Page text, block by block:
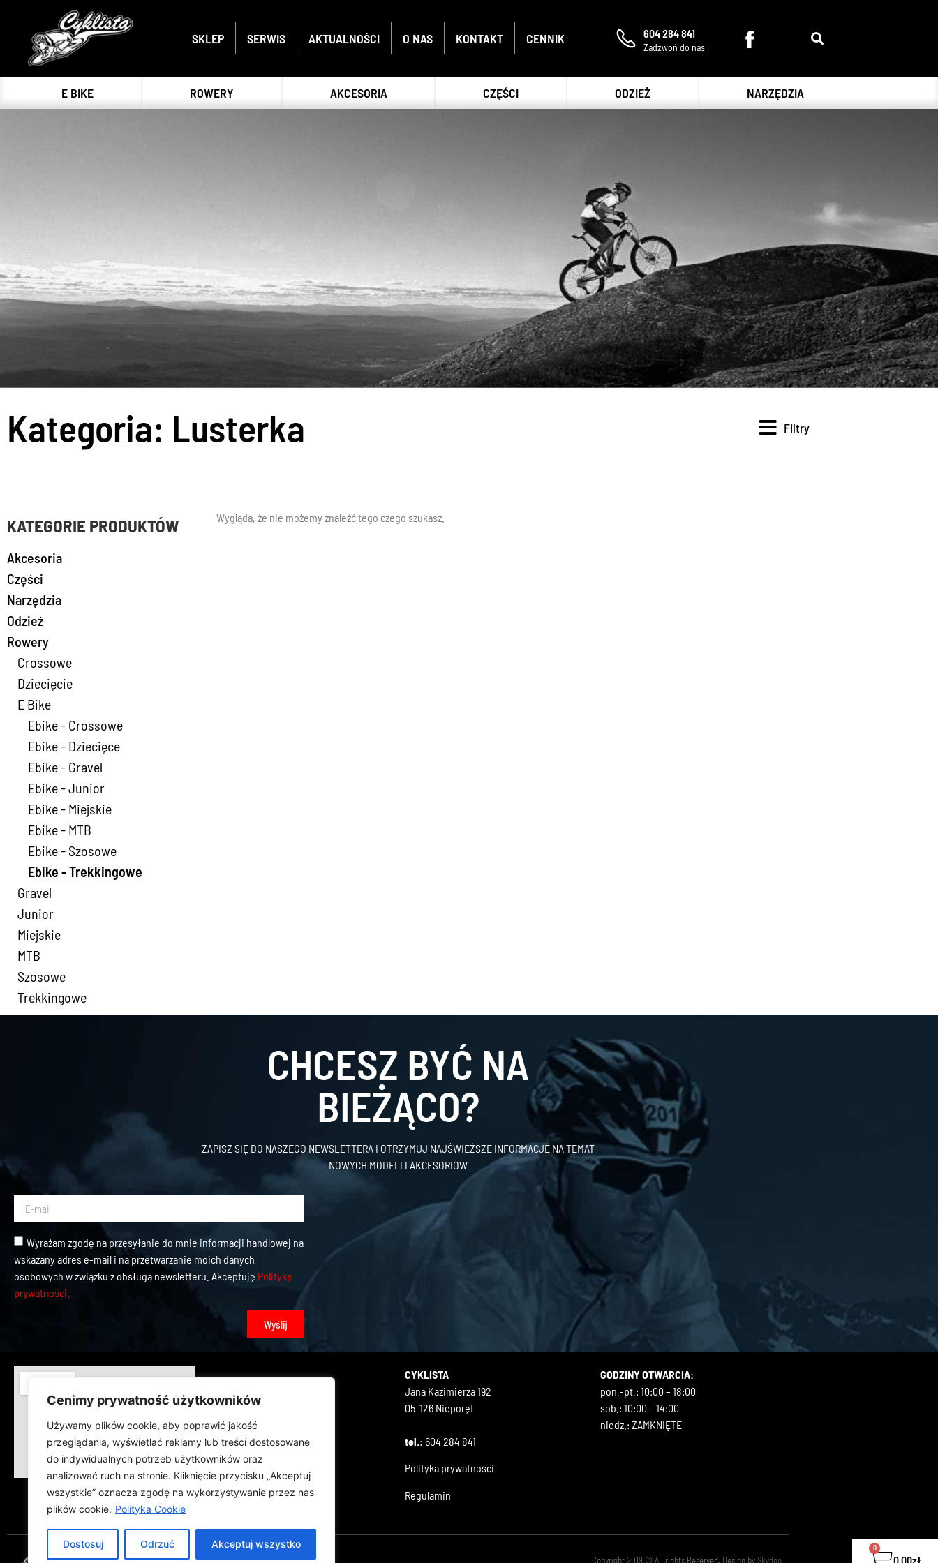
Cenimy prywatność użytkowników
Używamy plików cookie, aby poprawić jakość
przeglądania, wyświetlać reklamy lub treści dostosowane
do indywidualnych potrzeb użytkowników oraz
analizować ruch na stronie. Kliknięcie przycisku „Akceptuj
wszystkie” oznacza zgodę na wykorzystywanie przez nas
plików cookie. Polityka Cookie
Dostosuj Odrzuć Akceptuj wszystko
SKLEP SERWIS AKTUALNOŚCI O NAS KONTAKT CENNIK 604 284 841
Zadzwoń do nas
0.00zł
0
E BIKE ROWERY AKCESORIA CZĘŚCI ODZIEŻ NARZĘDZIA
Kategoria: Lusterka Filtry
KATEGORIE PRODUKTÓW
Akcesoria
Części
Narzędzia
Odzież
Rowery
Crossowe
Dziecięcie
E Bike
Ebike - Crossowe
Ebike - Dziecięce
Ebike - Gravel
Ebike - Junior
Ebike - Miejskie
Ebike - MTB
Ebike - Szosowe
Ebike - Trekkingowe
Gravel
Junior
Miejskie
MTB
Szosowe
Trekkingowe
Wygląda, że nie możemy znaleźć tego czego szukasz.
CHCESZ BYĆ NA
BIEŻĄCO?
ZAPISZ SIĘ DO NASZEGO NEWSLETTERA I OTRZYMUJ NAJŚWIEŻSZE INFORMACJE NA TEMAT
NOWYCH MODELI I AKCESORIÓW
Wyrażam zgodę na przesyłanie do mnie informacji handlowej na
wskazany adres e-mail i na przetwarzanie moich danych
osobowych w związku z obsługą newsletteru. Akceptuję Politykę
prywatności.
Wyślij
CYKLISTA
Jana Kazimierza 192
05-126 Nieporęt
tel.: 604 284 841
Polityka prywatności
Regulamin
GODZINY OTWARCIA:
pon.-pt.: 10:00 – 18:00
sob.: 10:00 – 14:00
niedz.: ZAMKNIĘTE
Copyright 2019 © All rights Reserved. Design bySkydoo